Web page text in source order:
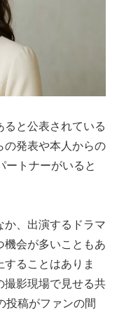
と公表されている
の発表や本人からの
ートナーがいると
か、出演するドラマ
機会が多いこともあ
ることはありま
撮影現場で見せる共
投稿がファンの間